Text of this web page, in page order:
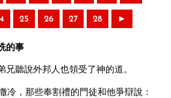
25 26 27 28 ►
的事
聽說外邦人也領受了神的道。
冷，那些奉割禮的門徒和他爭辯說：